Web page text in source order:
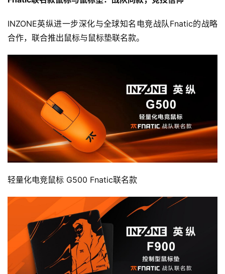
业
界
手
机
游
戏
2
INZONE英纵进一步深化与全球知名电竞战队Fnatic的战略
合作，联合推出鼠标与鼠标垫联名款。
轻量化电竞鼠标 G500 Fnatic联名款